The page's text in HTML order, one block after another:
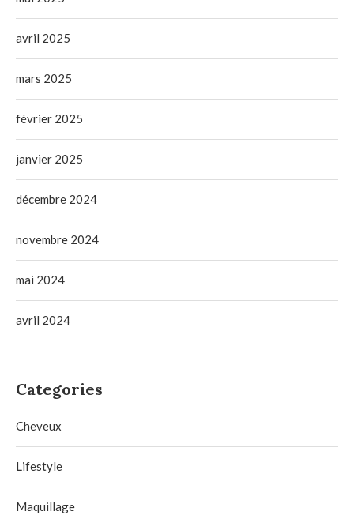
avril 2025
mars 2025
février 2025
janvier 2025
décembre 2024
novembre 2024
mai 2024
avril 2024
Categories
Cheveux
Lifestyle
Maquillage